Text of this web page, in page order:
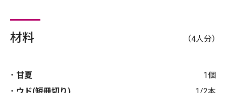
材料 （4人分）
甘夏
1個